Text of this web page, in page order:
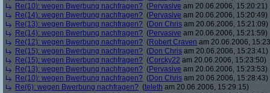
Re(10): wegen Bwerbung nachfragen? (Pervasive am 20.06.2006, 15:20:21)
Re(14): wegen Bwerbung nachfragen? (Pervasive am 20.06.2006, 15:20:49)
Re(13): wegen Bwerbung nachfragen? (Don Chris am 20.06.2006, 15:21:09)
Re(14): wegen Bwerbung nachfragen? (Pervasive am 20.06.2006, 15:21:59)
Re(12): wegen Bwerbung nachfragen? (Robert Craven am 20.06.2006,
Re(15): wegen Bwerbung nachfragen? (Don Chris am 20.06.2006, 15:23:41)
Re(15): wegen Bwerbung nachfragen? (Corcky22 am 20.06.2006, 15:23:50)
Re(13): wegen Bwerbung nachfragen? (Pervasive am 20.06.2006, 15:23:53)
Re(10): wegen Bwerbung nachfragen? (Don Chris am 20.06.2006, 15:28:43)
Re(6): wegen Bwerbung nachfragen? (teleth am 20.06.2006, 15:29:15)